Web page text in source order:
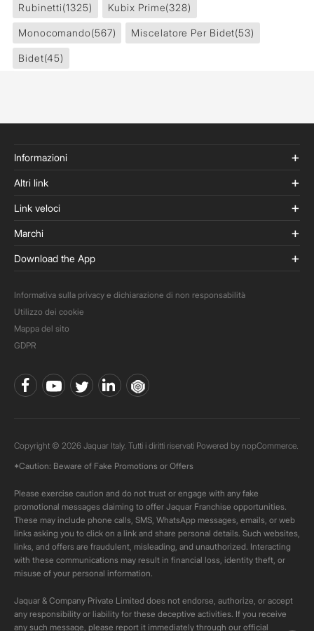
Rubinetti(1325) Kubix Prime(328)
Monocomando(567) Miscelatore Per Bidet(53)
Bidet(45)
Informazioni
Altri link
Link veloci
Marchi
Download the App
Informativa sulla privacy e dichiarazione di non responsabilità
Utilizzo dei cookie
Mappa del sito
GDPR
Copyright © 2026 Jaquar Italy. Tutti i diritti riservati Powered by nopCommerce.
*Caution: Beware of Fake Promotions or Offers
Please exercise caution and do not trust or engage with any fake
promotional messages claiming to offer Jaquar Franchise opportunities.
These may include phone calls, SMS, WhatsApp messages, emails, or web
links asking you to click on a link and share personal details. Such websites,
links, and offers are fraudulent, misleading, and unauthorized. Interacting
with these communications may result in financial loss, identity theft, or
misuse of your personal information.
Jaquar & Company Private Limited does not endorse, authorize, or accept
any responsibility or liability for these deceptive activities. If you receive
any such message, please report it immediately through our official